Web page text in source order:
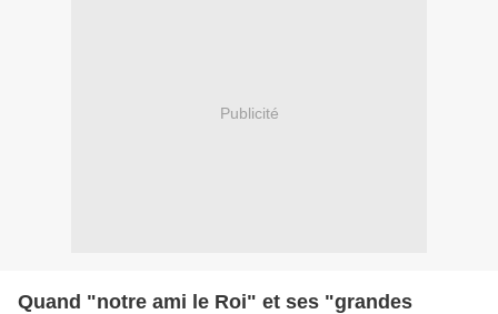
Publicité
Quand "notre ami le Roi" et ses "grandes